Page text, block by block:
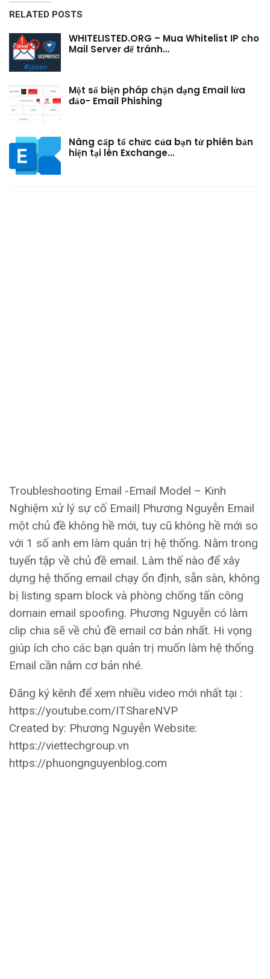
RELATED POSTS
WHITELISTED.ORG – Mua Whitelist IP cho
Mail Server để tránh…
Một số biện pháp chặn dạng Email lừa
đảo- Email Phishing
Nâng cấp tổ chức của bạn từ phiên bản
hiện tại lên Exchange…
Troubleshooting Email -Email Model – Kinh
Nghiệm xử lý sự cố Email| Phương Nguyễn Email
một chủ đề không hề mới, tuy cũ không hề mới so
với 1 số anh em làm quản trị hệ thống. Nằm trong
tuyển tập về chủ đề email. Làm thế nào để xây
dựng hệ thống email chạy ổn định, sẵn sàn, không
bị listing spam block và phòng chống tấn công
domain email spoofing. Phương Nguyễn có làm
clip chia sẽ về chủ đề email cơ bản nhất. Hi vọng
giúp ích cho các bạn quản trị muốn làm hệ thống
Email cần nắm cơ bản nhé.
Đăng ký kênh để xem nhiều video mới nhất tại :
https://youtube.com/ITShareNVP
Created by: Phương Nguyễn Website:
https://viettechgroup.vn
https://phuongnguyenblog.com